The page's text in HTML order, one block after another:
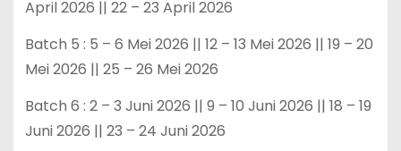
April 2026 || 22 – 23 April 2026
Batch 5 : 5 – 6 Mei 2026 || 12 – 13 Mei 2026 || 19 – 20
Mei 2026 || 25 – 26 Mei 2026
Batch 6 : 2 – 3 Juni 2026 || 9 – 10 Juni 2026 || 18 – 19
Juni 2026 || 23 – 24 Juni 2026